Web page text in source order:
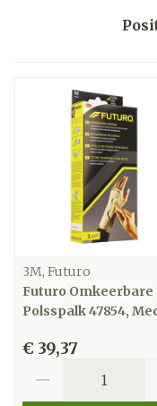
3M, Futuro
Futuro Omkeerbare
Polsspalk 47854,
€ 39,37